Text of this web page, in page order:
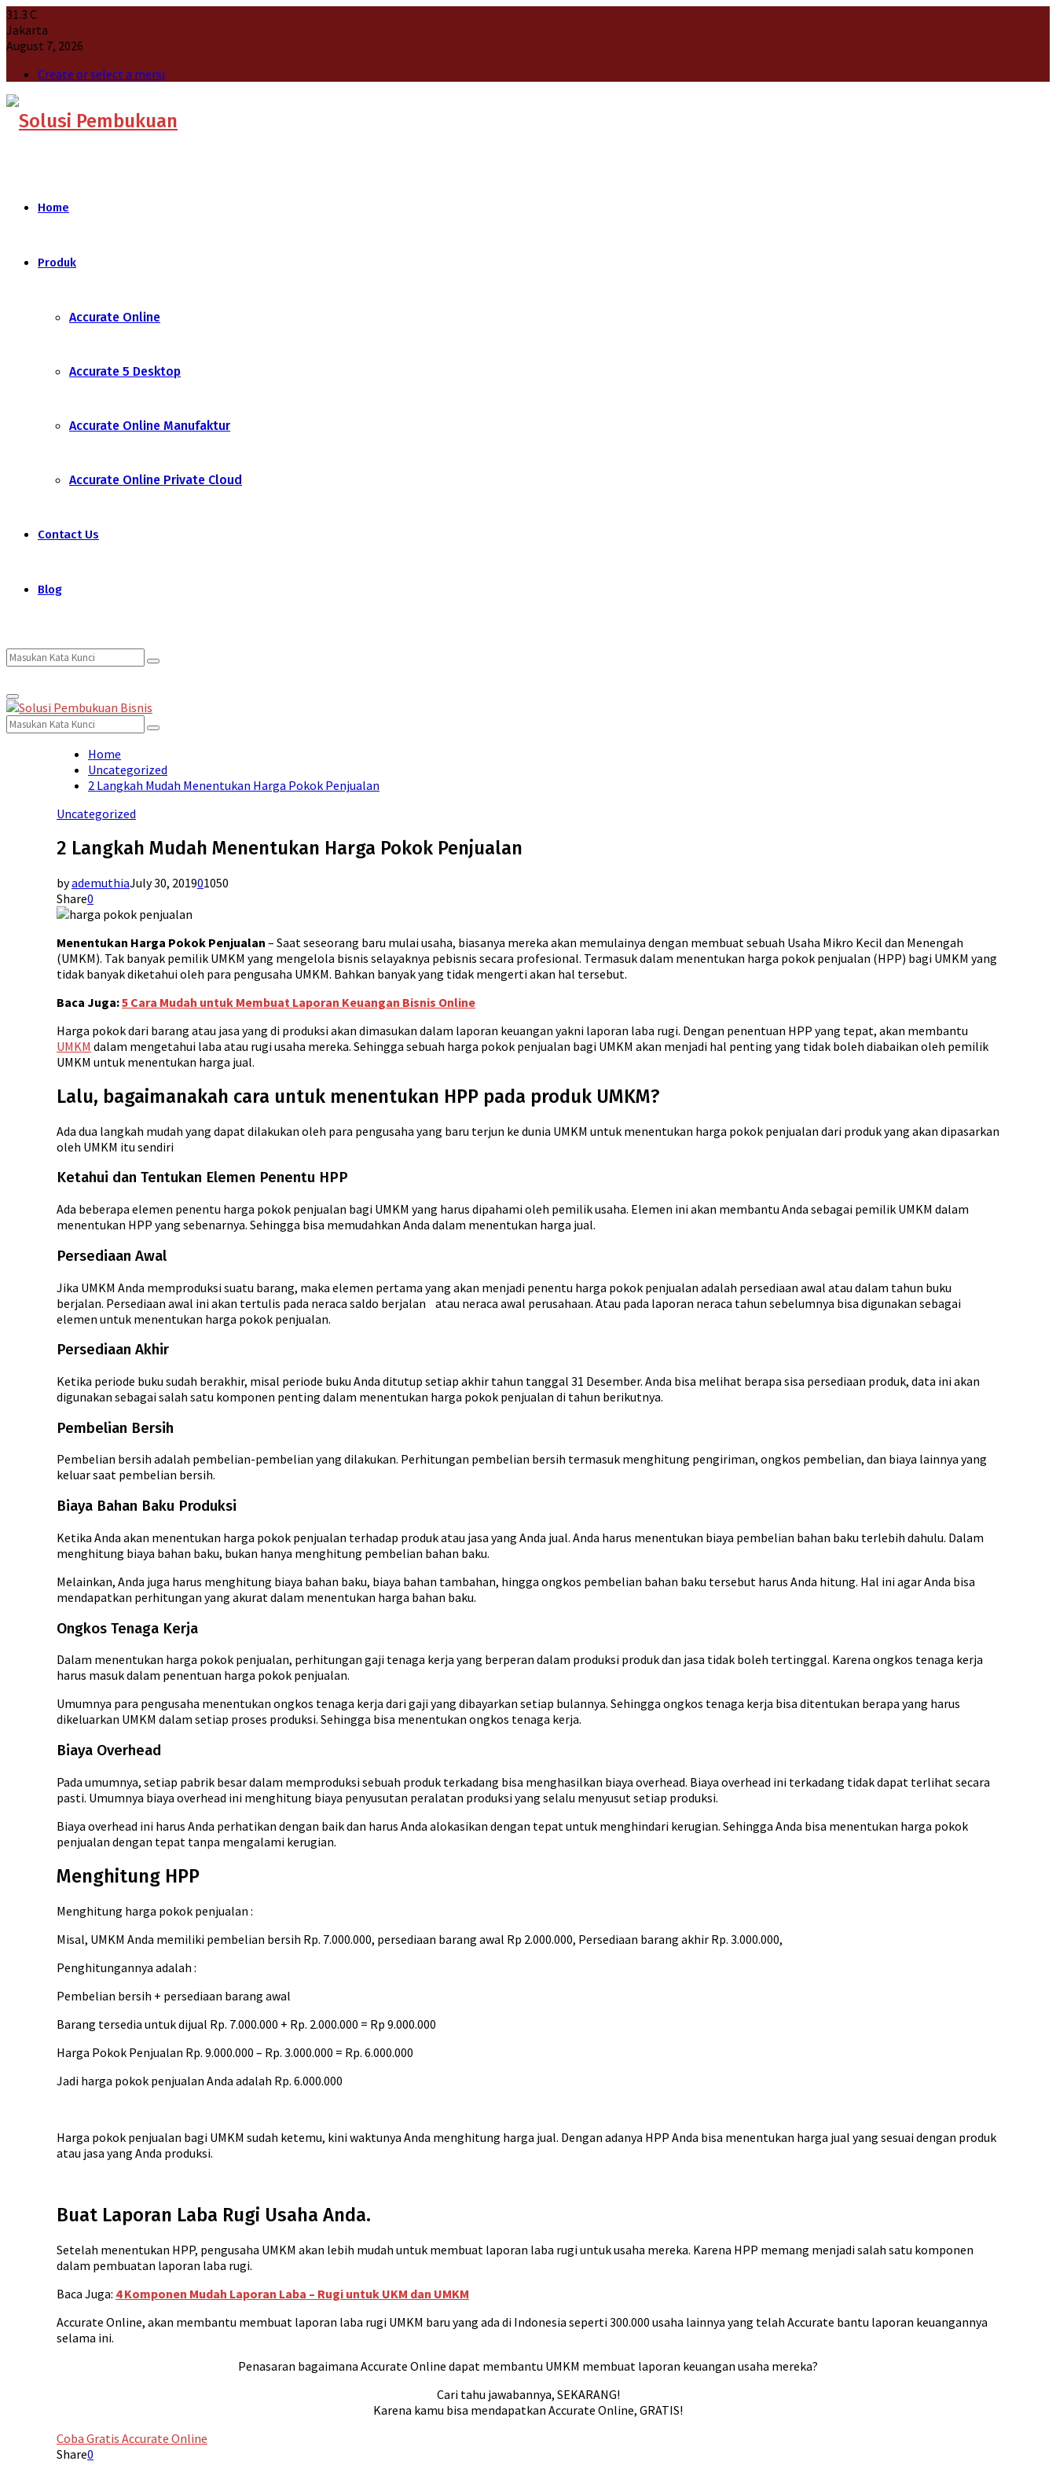
31.3 C
Jakarta
August 7, 2026
Create or select a menu
Home
Produk
Accurate Online
Accurate 5 Desktop
Accurate Online Manufaktur
Accurate Online Private Cloud
Contact Us
Blog
Search
for:
Search
Primary
Menu
Search
for:
Search
Home
Uncategorized
2 Langkah Mudah Menentukan Harga Pokok Penjualan
Uncategorized
2 Langkah Mudah Menentukan Harga Pokok Penjualan
byademuthiaJuly 30, 201901050
Share0
Menentukan Harga Pokok Penjualan – Saat seseorang baru mulai usaha, biasanya mereka akan memulainya dengan membuat sebuah Usaha Mikro Kecil dan Menengah
(UMKM). Tak banyak pemilik UMKM yang mengelola bisnis selayaknya pebisnis secara profesional. Termasuk dalam menentukan harga pokok penjualan (HPP) bagi UMKM yang
tidak banyak diketahui oleh para pengusaha UMKM. Bahkan banyak yang tidak mengerti akan hal tersebut.
Baca Juga:5 Cara Mudah untuk Membuat Laporan Keuangan Bisnis Online
Harga pokok dari barang atau jasa yang di produksi akan dimasukan dalam laporan keuangan yakni laporan laba rugi. Dengan penentuan HPP yang tepat, akan membantu
UMKM dalam mengetahui laba atau rugi usaha mereka. Sehingga sebuah harga pokok penjualan bagi UMKM akan menjadi hal penting yang tidak boleh diabaikan oleh pemilik
UMKM untuk menentukan harga jual.
Lalu, bagaimanakah cara untuk menentukan HPP pada produk UMKM?
Ada dua langkah mudah yang dapat dilakukan oleh para pengusaha yang baru terjun ke dunia UMKM untuk menentukan harga pokok penjualan dari produk yang akan dipasarkan
oleh UMKM itu sendiri
Ketahui dan Tentukan Elemen Penentu HPP
Ada beberapa elemen penentu harga pokok penjualan bagi UMKM yang harus dipahami oleh pemilik usaha. Elemen ini akan membantu Anda sebagai pemilik UMKM dalam
menentukan HPP yang sebenarnya. Sehingga bisa memudahkan Anda dalam menentukan harga jual.
Persediaan Awal
Jika UMKM Anda memproduksi suatu barang, maka elemen pertama yang akan menjadi penentu harga pokok penjualan adalah persediaan awal atau dalam tahun buku
berjalan. Persediaan awal ini akan tertulis pada neraca saldo berjalan atau neraca awal perusahaan. Atau pada laporan neraca tahun sebelumnya bisa digunakan sebagai
elemen untuk menentukan harga pokok penjualan.
Persediaan Akhir
Ketika periode buku sudah berakhir, misal periode buku Anda ditutup setiap akhir tahun tanggal 31 Desember. Anda bisa melihat berapa sisa persediaan produk, data ini akan
digunakan sebagai salah satu komponen penting dalam menentukan harga pokok penjualan di tahun berikutnya.
Pembelian Bersih
Pembelian bersih adalah pembelian-pembelian yang dilakukan. Perhitungan pembelian bersih termasuk menghitung pengiriman, ongkos pembelian, dan biaya lainnya yang
keluar saat pembelian bersih.
Biaya Bahan Baku Produksi
Ketika Anda akan menentukan harga pokok penjualan terhadap produk atau jasa yang Anda jual. Anda harus menentukan biaya pembelian bahan baku terlebih dahulu. Dalam
menghitung biaya bahan baku, bukan hanya menghitung pembelian bahan baku.
Melainkan, Anda juga harus menghitung biaya bahan baku, biaya bahan tambahan, hingga ongkos pembelian bahan baku tersebut harus Anda hitung. Hal ini agar Anda bisa
mendapatkan perhitungan yang akurat dalam menentukan harga bahan baku.
Ongkos Tenaga Kerja
Dalam menentukan harga pokok penjualan, perhitungan gaji tenaga kerja yang berperan dalam produksi produk dan jasa tidak boleh tertinggal. Karena ongkos tenaga kerja
harus masuk dalam penentuan harga pokok penjualan.
Umumnya para pengusaha menentukan ongkos tenaga kerja dari gaji yang dibayarkan setiap bulannya. Sehingga ongkos tenaga kerja bisa ditentukan berapa yang harus
dikeluarkan UMKM dalam setiap proses produksi. Sehingga bisa menentukan ongkos tenaga kerja.
Biaya Overhead
Pada umumnya, setiap pabrik besar dalam memproduksi sebuah produk terkadang bisa menghasilkan biaya overhead. Biaya overhead ini terkadang tidak dapat terlihat secara
pasti. Umumnya biaya overhead ini menghitung biaya penyusutan peralatan produksi yang selalu menyusut setiap produksi.
Biaya overhead ini harus Anda perhatikan dengan baik dan harus Anda alokasikan dengan tepat untuk menghindari kerugian. Sehingga Anda bisa menentukan harga pokok
penjualan dengan tepat tanpa mengalami kerugian.
Menghitung HPP
Menghitung harga pokok penjualan :
Misal, UMKM Anda memiliki pembelian bersih Rp. 7.000.000, persediaan barang awal Rp 2.000.000, Persediaan barang akhir Rp. 3.000.000,
Penghitungannya adalah :
Pembelian bersih + persediaan barang awal
Barang tersedia untuk dijual Rp. 7.000.000 + Rp. 2.000.000 = Rp 9.000.000
Harga Pokok Penjualan Rp. 9.000.000 – Rp. 3.000.000 = Rp. 6.000.000
Jadi harga pokok penjualan Anda adalah Rp. 6.000.000
Harga pokok penjualan bagi UMKM sudah ketemu, kini waktunya Anda menghitung harga jual. Dengan adanya HPP Anda bisa menentukan harga jual yang sesuai dengan produk
atau jasa yang Anda produksi.
Buat Laporan Laba Rugi Usaha Anda.
Setelah menentukan HPP, pengusaha UMKM akan lebih mudah untuk membuat laporan laba rugi untuk usaha mereka. Karena HPP memang menjadi salah satu komponen
dalam pembuatan laporan laba rugi.
Baca Juga: 4 Komponen Mudah Laporan Laba – Rugi untuk UKM dan UMKM
Accurate Online, akan membantu membuat laporan laba rugi UMKM baru yang ada di Indonesia seperti 300.000 usaha lainnya yang telah Accurate bantu laporan keuangannya
selama ini.
Penasaran bagaimana Accurate Online dapat membantu UMKM membuat laporan keuangan usaha mereka?
Cari tahu jawabannya, SEKARANG!
Karena kamu bisa mendapatkan Accurate Online, GRATIS!
Coba Gratis Accurate Online
Share0